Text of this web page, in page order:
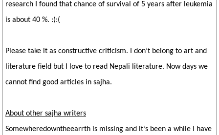
research I found that chance of survival of 5 years after leukemia
is about 40 %. :(:(
Please take it as constructive criticism. I don’t belong to art and
literature field but I love to read Nepali literature. Now days we
cannot find good articles in sajha.
About other sajha writers
Somewheredowntheearrth is missing and it’s been a while I have